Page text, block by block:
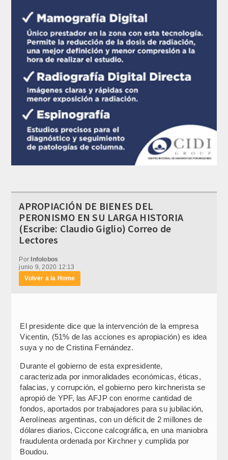
APROPIACIÓN DE BIENES DEL
PERONISMO EN SU LARGA HISTORIA
(Escribe: Claudio Giglio) Correo de
Lectores
PorInfolobos
junio 9, 2020 12:13
Volver a la Home
El presidente dice que la intervención de la empresa
Vicentin, (51% de las acciones es apropiación) es idea
suya y no de Cristina Fernández.
Durante el gobierno de esta expresidente,
caracterizada por inmoralidades económicas, éticas,
falacias, y corrupción, el gobierno pero kirchnerista se
apropió de YPF, las AFJP con enorme cantidad de
fondos, aportados por trabajadores para su jubilación,
Aerolíneas argentinas, con un déficit de 2 millones de
dólares diarios, Ciccone calcográfica, en una maniobra
fraudulenta ordenada por Kirchner y cumplida por
Boudou.